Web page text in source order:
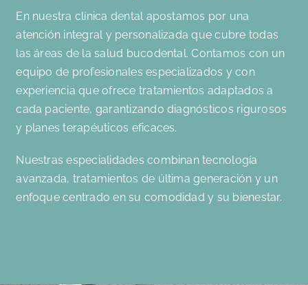
En nuestra clínica dental apostamos por una
atención integral y personalizada que cubre todas
las áreas de la salud bucodental. Contamos con un
equipo de profesionales especializados y con
experiencia que ofrece tratamientos adaptados a
cada paciente, garantizando diagnósticos rigurosos
y planes terapéuticos eficaces.
Nuestras especialidades combinan tecnología
avanzada, tratamientos de última generación y un
enfoque centrado en su comodidad y su bienestar.